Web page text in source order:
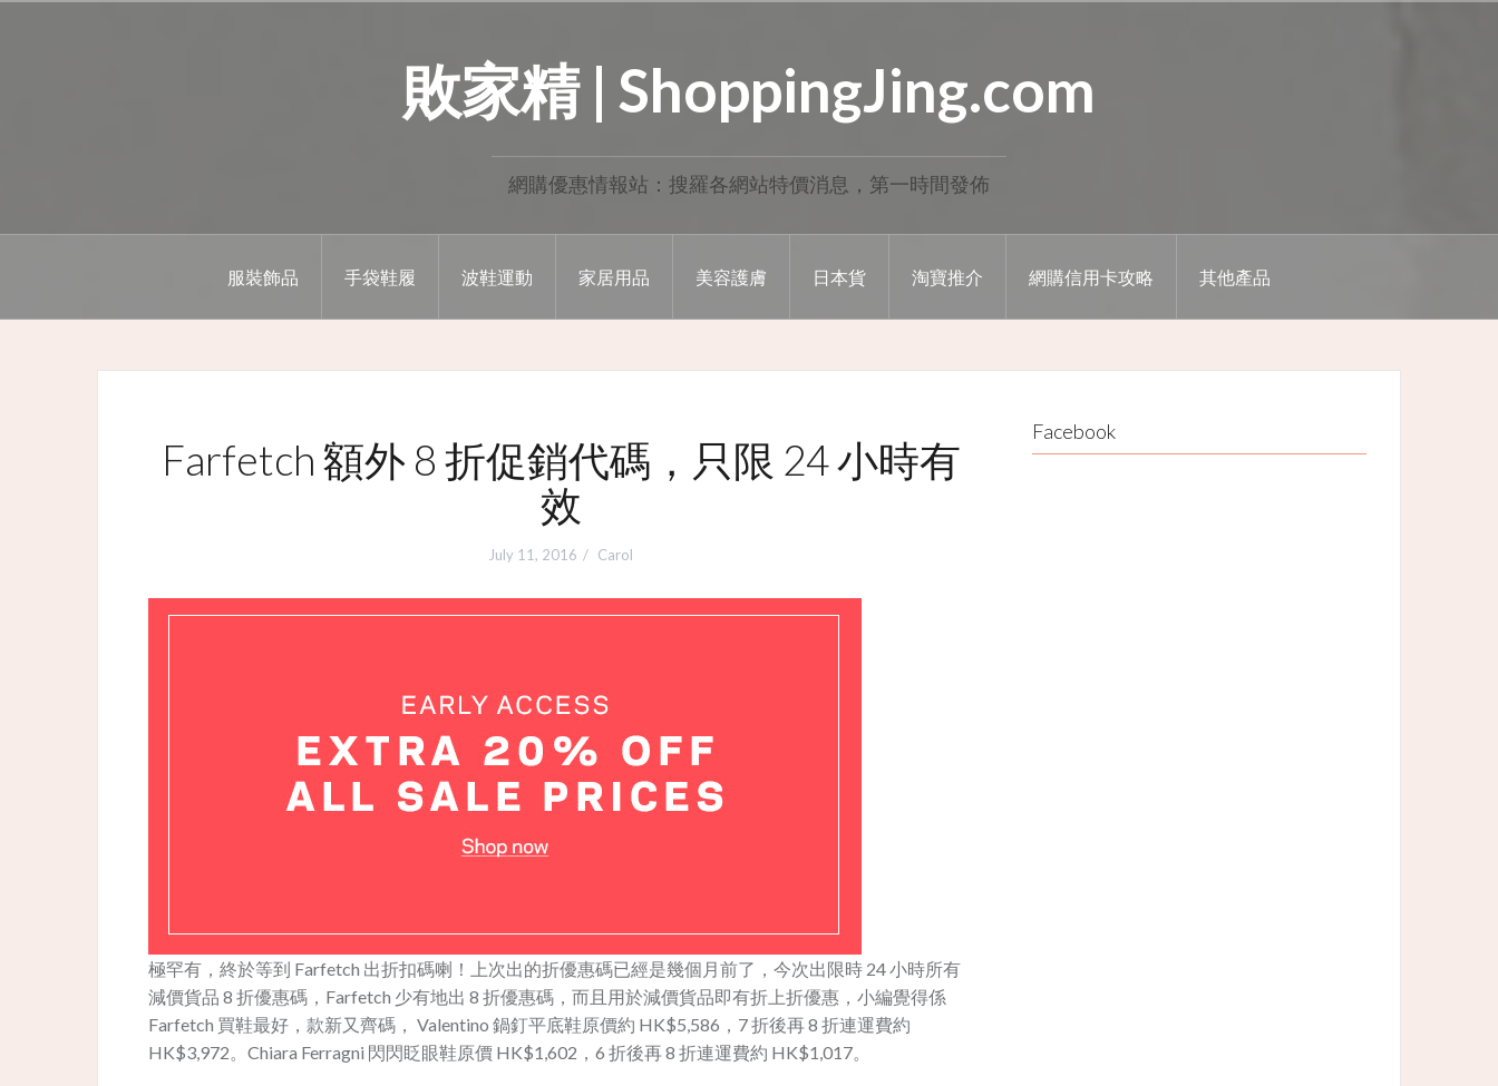
敗家精 | ShoppingJing.com
網購優惠情報站：搜羅各網站特價消息，第一時間發佈
服裝飾品 手袋鞋履 波鞋運動 家居用品 美容護膚 日本貨 淘寶推介 網購信用卡攻略 其他產品
Farfetch 額外 8 折促銷代碼，只限 24 小時有
效
July 11, 2016 Carol
極罕有，終於等到 Farfetch 出折扣碼喇！上次出的折優惠碼已經是幾個月前了，今次出限時 24 小時所有
減價貨品 8 折優惠碼，Farfetch 少有地出 8 折優惠碼，而且用於減價貨品即有折上折優惠，小編覺得係
Farfetch 買鞋最好，款新又齊碼， Valentino 鍋釘平底鞋原價約 HK$5,586，7 折後再 8 折連運費約
HK$3,972。Chiara Ferragni 閃閃眨眼鞋原價 HK$1,602，6 折後再 8 折連運費約 HK$1,017。
Facebook